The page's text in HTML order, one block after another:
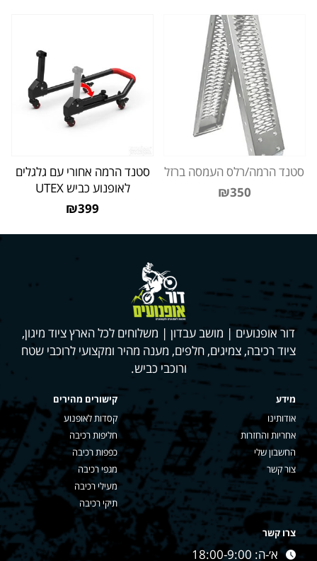
סטנד הרמה/רלס העמסה ברזל
₪350
סטנד הרמה אחורי עם גלגלים
לאופנוע כביש UTEX
₪399
דור אופנועים | מושב עבדון | משלוחים לכל הארץ ציוד מיגון,
ציוד רכיבה, צמיגים, חלפים, מענה מהיר ומקצועי לרוכבי שטח
ורוכבי כביש.
מידע
אודותינו
אחריות והחזרות
החשבון שלי
צור קשר
קישורים מהירים
קסדות לאופנוע
חליפות רכיבה
כפפות רכיבה
מגפי רכיבה
מעילי רכיבה
תיקי רכיבה
צרו קשר
א׳-ה: 18:00-9:00